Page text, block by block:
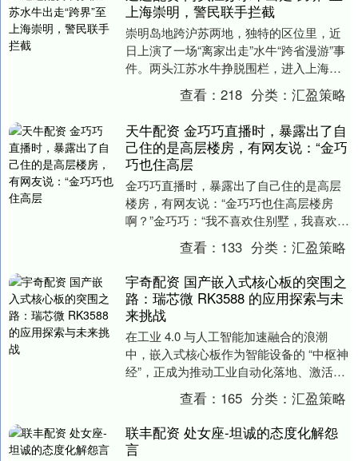
上海崇明，警民联手拦截
崇明岛地跨沪苏两地，独特的区位里，近
日上演了一场“离家出走”水牛“跨省漫游”事
件。两头江苏水牛挣脱围栏，进入上海崇
明区乡村公路，影响车辆通行，警民携手
耐心拦截牵....查看：218 分类：汇盈策略
天牛配资 金巧巧直播时，暴露出了自
己住的是高层楼房，有网友说：“金巧
巧也住高层
金巧巧直播时，暴露出了自己住的是高层
楼房，有网友说：“金巧巧也住高层楼房
啊？”金巧巧：“我不喜欢住别墅，我喜欢住
公寓，喜欢人多的地方。” 金巧巧这话说的
是真够狂....查看： 133 分类：汇盈策略
宇奇配资 国产嵌入式核心板的突围之
路：瑞芯微 RK3588 的应用探索与未
来挑战
在工业 4.0 与人工智能加速融合的浪潮
中，嵌入式核心板作为智能设备的 “中枢神
经”，正成为推动工业自动化落地、激活边
缘计算价值的关键组件。当前，全球嵌入
查看： 165 分类：汇盈策略
联丰配资 处女座-坦诚的态度化解怨
言